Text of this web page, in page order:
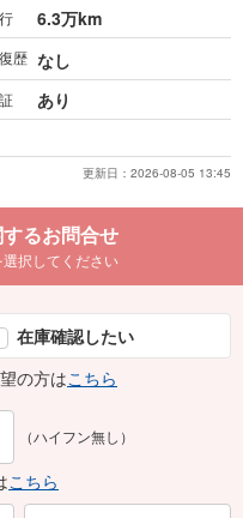
歴 なし
あり
選択してください
の方はこちら
こちら